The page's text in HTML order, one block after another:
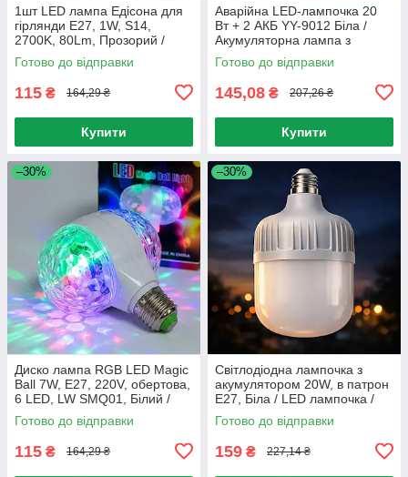
1шт LED лампа Едісона для
гірлянди E27, 1W, S14,
2700K, 80Lm, Прозорий /
Лампа для гірлянди
Готово до відправки
115 ₴ 164,29 ₴
Купити
Аварійна LED-лампочка 20
Вт + 2 АКБ YY-9012 Біла /
Акумуляторна лампа з
гачком / Лампочка на
акумуляторах / Світлодіодна
Готово до відправки
145,08 ₴ 207,26 ₴
Купити
–30%
Диско лампа RGB LED Magic
Ball 7W, E27, 220V, обертова,
6 LED, LW SMQ01, Білий /
Диско куля, лампа RGB для
вечірки, свята
Готово до відправки
115 ₴ 164,29 ₴
–30%
Світлодіодна лампочка з
акумулятором 20W, в патрон
Е27, Біла / LED лампочка /
Аварійне освітлення /
Автономна лампа
Готово до відправки
159 ₴ 227,14 ₴